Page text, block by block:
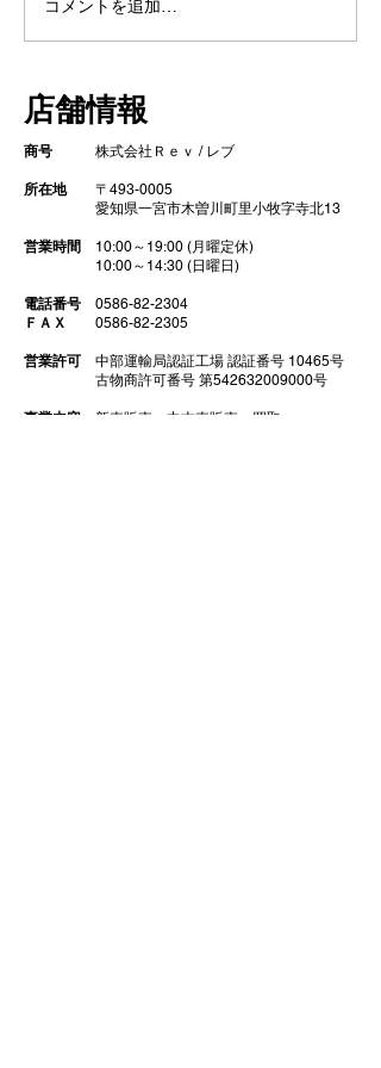
【車検整備・セラミック
コメントを追加…
店舗情報
商号 株式会社Ｒｅｖ / レブ
所在地 〒493-0005
​ 愛知県一宮市木曽川町里小牧字寺北13
営業時間 10:00～19:00 (月曜定休)
10:00～14:30 (日曜日)
電話番号 0586-82-2304
ＦＡＸ 0586-82-2305
営業許可 中部運輸局認証工場 認証番号 10465号
古物商許可番号 第542632009000号
事業内容 新車販売 中古車販売 買取